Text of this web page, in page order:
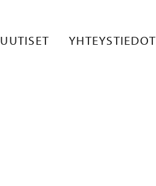
UUTISET YHTEYSTIEDOT